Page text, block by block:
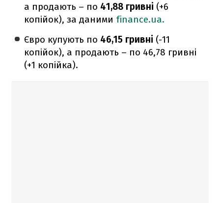
а продають – по 41,88 гривні (+6
копійок), за даними finance.ua.
Євро купують по 46,15 гривні (-11
копійок), а продають – по 46,78 гривні
(+1 копійка).